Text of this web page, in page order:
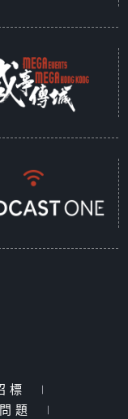
標
|
題
|